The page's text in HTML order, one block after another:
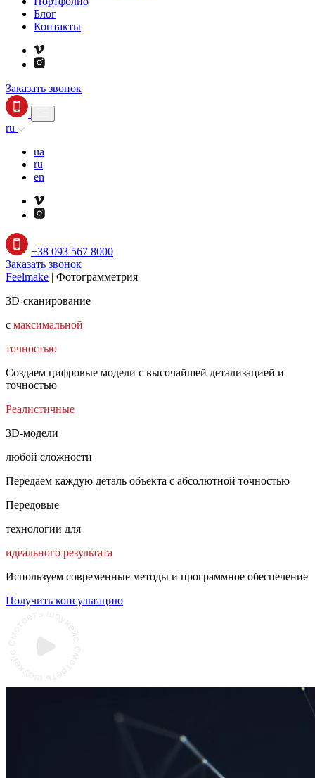
Блог
Контакты
Заказать звонок
ru
ua
ru
en
+38 093 567 8000
Заказать звонок
Feelmake | Фотограмметрия
3D-сканирование
с максимальной
точностью
Создаем цифровые модели с высочайшей детализацией и
точностью
Реалистичные
3D-модели
любой сложности
Передаем каждую деталь объекта с абсолютной точностью
Передовые
технологии для
идеального результата
Используем современные методы и программное обеспечение
Получить консультацию